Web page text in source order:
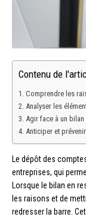
Contenu de
Comprendre les
Analyser les
Agir face à un bilan
Anticiper et
Le dépôt des
entreprises, qui
Lorsque le bilan en
les raisons et de
redresser la barre.